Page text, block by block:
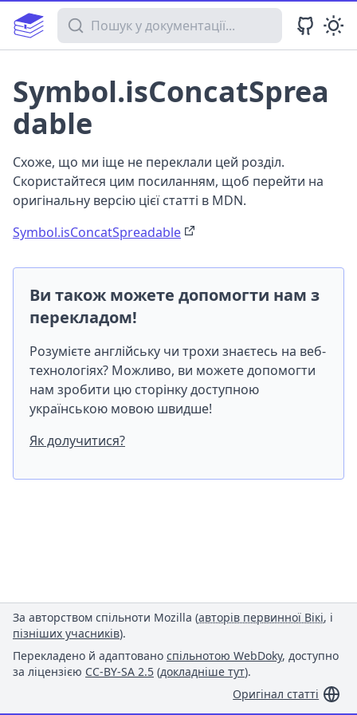
Пошук у документації
Symbol.isConcatSprea
dable
Схоже, що ми іще не переклали цей розділ.
Скористайтеся цим посиланням, щоб перейти на
оригінальну версію цієї статті в MDN.
Symbol.isConcatSpreadable
Ви також можете допомогти нам з
перекладом!
Розумієте англійську чи трохи знаєтесь на веб-
технологіях? Можливо, ви можете допомогти
нам зробити цю сторінку доступною
українською мовою швидше!
Як долучитися?
За авторством спільноти Mozilla (авторів первинної Вікі, і
пізніших учасників).
Перекладено й адаптовано спільнотою WebDoky, доступно
за ліцензією CC-BY-SA 2.5 (докладніше тут).
Оригінал статті